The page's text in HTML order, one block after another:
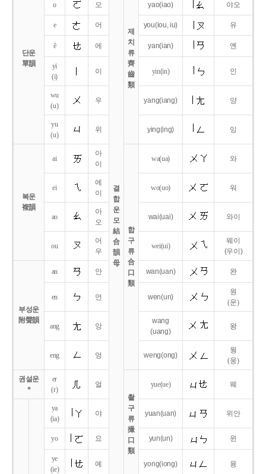
단운
單韻
결
합
운
모
結
合
韻
母
제
치
류
齊
齒
類
o 오 yao(iao) 야오
e 어 you(iou,iu) 유
ê 에 yan(ian) 옌
yi
(i)
이 yin(in) 인
wu
(u)
우 yang(iang) 양
yu
(u)
위 ying(ing) 잉
복운
複韻
ai
아
이
합
구
류
合
口
類
wa(ua) 와
ei
에
이
wo(uo) 워
ao
아
오
wai(uai) 와이
ou
어
우
wei(ui)
웨이
(우이)
부성운
附聲韻
an 안 wan(uan) 완
en 언 wen(un)
원
(운)
ang 앙
wang
(uang)
왕
eng 엉 weng(ong)
웡
(웅)
권설운
*
er
(r)
얼
촬
구
류
撮
口
類
yue(ue) 웨
ya
(ia)
야 yuan(uan) 위안
yo 요 yun(un) 윈
ye
(ie)
예 yong(iong) 융